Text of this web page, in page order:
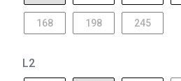
168 198 245
L2